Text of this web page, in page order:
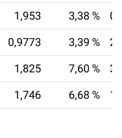
1,953 3,38 %
0,9773 3,39 %
1,825 7,60 %
1,746 6,68 %